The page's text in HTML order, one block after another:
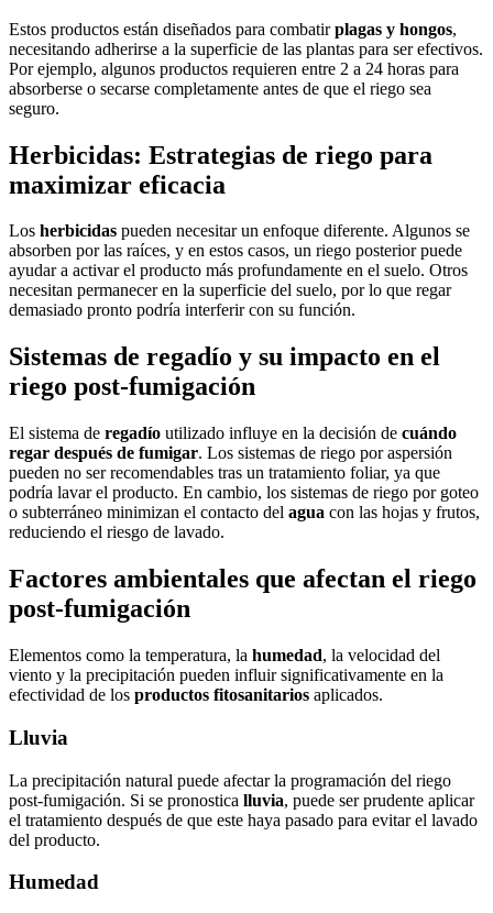
Estos productos están diseñados para combatirplagas y hongos,
necesitando adherirse a la superficie de las plantas para ser efectivos.
Por ejemplo, algunos productos requieren entre 2 a 24 horas para
absorberse o secarse completamente antes de que el riego sea
seguro.
Herbicidas: Estrategias de riego para
maximizar eficacia
Los herbicidas pueden necesitar un enfoque diferente. Algunos se
absorben por las raíces, y en estos casos, un riego posterior puede
ayudar a activar el producto más profundamente en el suelo. Otros
necesitan permanecer en la superficie del suelo, por lo que regar
demasiado pronto podría interferir con su función.
Sistemas de regadío y su impacto en el
riego post-fumigación
El sistema de regadío utilizado influye en la decisión de cuándo
regar después de fumigar. Los sistemas de riego por aspersión
pueden no ser recomendables tras un tratamiento foliar, ya que
podría lavar el producto. En cambio, los sistemas de riego por goteo
o subterráneo minimizan el contacto del agua con las hojas y frutos,
reduciendo el riesgo de lavado.
Factores ambientales que afectan el riego
post-fumigación
Elementos como la temperatura, la humedad, la velocidad del
viento y la precipitación pueden influir significativamente en la
efectividad de los productos fitosanitarios aplicados.
Lluvia
La precipitación natural puede afectar la programación del riego
post-fumigación. Si se pronostica lluvia, puede ser prudente aplicar
el tratamiento después de que este haya pasado para evitar el lavado
del producto.
Humedad